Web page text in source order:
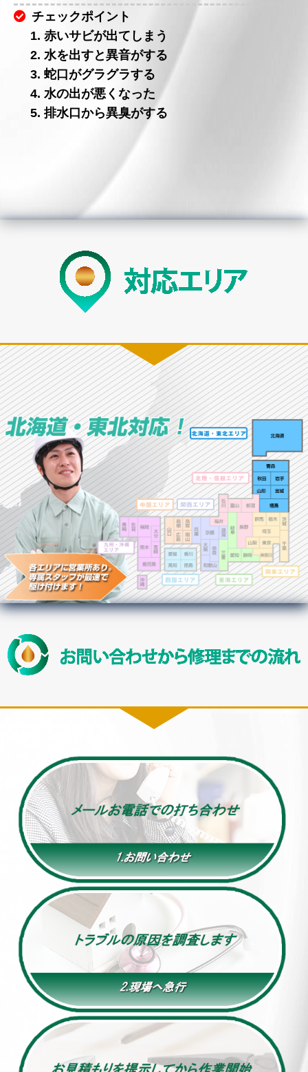
チェックポイント
1. 赤いサビが出てしまう
2. 水を出すと異音がする
3. 蛇口がグラグラする
4. 水の出が悪くなった
5. 排水口から異臭がする